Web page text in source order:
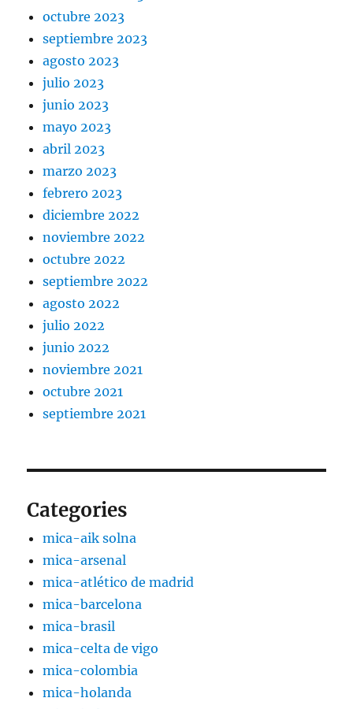
octubre 2023
septiembre 2023
agosto 2023
julio 2023
junio 2023
mayo 2023
abril 2023
marzo 2023
febrero 2023
diciembre 2022
noviembre 2022
octubre 2022
septiembre 2022
agosto 2022
julio 2022
junio 2022
noviembre 2021
octubre 2021
septiembre 2021
Categories
mica-aik solna
mica-arsenal
mica-atlético de madrid
mica-barcelona
mica-brasil
mica-celta de vigo
mica-colombia
mica-holanda